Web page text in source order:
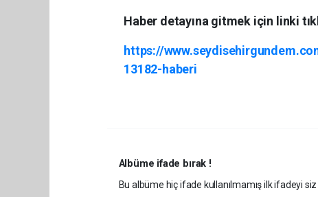
Haber detayına gitmek için linki
https://
13182-haberi
Albüme ifade bırak !
Bu albüme hiç ifade kullanılmamış ilk ifadeyi siz